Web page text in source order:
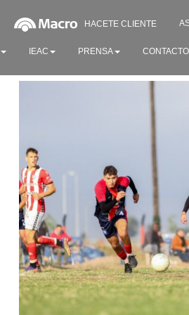
HACETE CLIENTE
IEAC PRENSA CONTACTO